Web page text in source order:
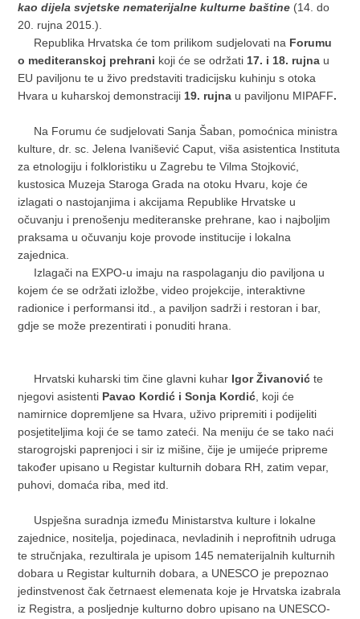
kao dijela svjetske nematerijalne kulturne baštine (14. do
20. rujna 2015.).
Republika Hrvatska će tom prilikom sudjelovati na Forumu
o mediteranskoj prehrani koji će se održati 17. i 18. rujna u
EU paviljonu te u živo predstaviti tradicijsku kuhinju s otoka
Hvara u kuharskoj demonstraciji 19. rujna u paviljonu MIPAFF.
Na Forumu će sudjelovati Sanja Šaban, pomoćnica ministra
kulture, dr. sc. Jelena Ivanišević Caput, viša asistentica Instituta
za etnologiju i folkloristiku u Zagrebu te Vilma Stojković,
kustosica Muzeja Staroga Grada na otoku Hvaru, koje će
izlagati o nastojanjima i akcijama Republike Hrvatske u
očuvanju i prenošenju mediteranske prehrane, kao i najboljim
praksama u očuvanju koje provode institucije i lokalna
zajednica.
Izlagači na EXPO-u imaju na raspolaganju dio paviljona u
kojem će se održati izložbe, video projekcije, interaktivne
radionice i performansi itd., a paviljon sadrži i restoran i bar,
gdje se može prezentirati i ponuditi hrana.
Hrvatski kuharski tim čine glavni kuhar Igor Živanović te
njegovi asistenti Pavao Kordić i Sonja Kordić , koji će
namirnice dopremljene sa Hvara, uživo pripremiti i podijeliti
posjetiteljima koji će se tamo zateći. Na meniju će se tako naći
starogrojski paprenjoci i sir iz mišine, čije je umijeće pripreme
također upisano u Registar kulturnih dobara RH, zatim vepar,
puhovi, domaća riba, med itd.
Uspješna suradnja između Ministarstva kulture i lokalne
zajednice, nositelja, pojedinaca, nevladinih i neprofitnih udruga
te stručnjaka, rezultirala je upisom 145 nematerijalnih kulturnih
dobara u Registar kulturnih dobara, a UNESCO je prepoznao
jedinstvenost čak četrnaest elemenata koje je Hrvatska izabrala
iz Registra, a posljednje kulturno dobro upisano na UNESCO-